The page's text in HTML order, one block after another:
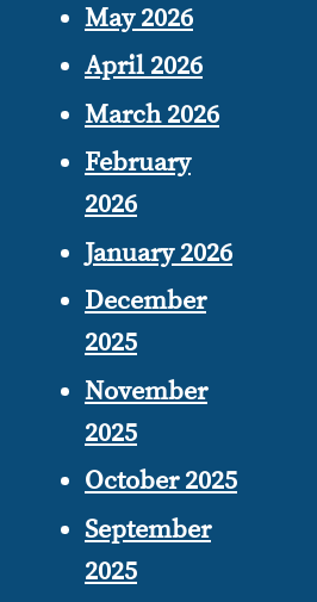
May 2026
April 2026
March 2026
February
2026
January 2026
December
2025
November
2025
October 2025
September
2025